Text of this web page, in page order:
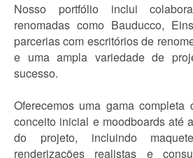
Nosso portfólio inclui
renomadas como Bauducco,
parcerias com escritórios de
e uma ampla variedade de
sucesso.
Oferecemos uma gama completa
conceito inicial e moodboards até
do projeto, incluindo
renderizações realistas e